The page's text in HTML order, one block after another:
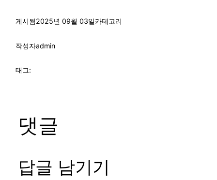
게시됨2025년 09월 03일카테고리
작성자admin
태그:
댓글
답글 남기기